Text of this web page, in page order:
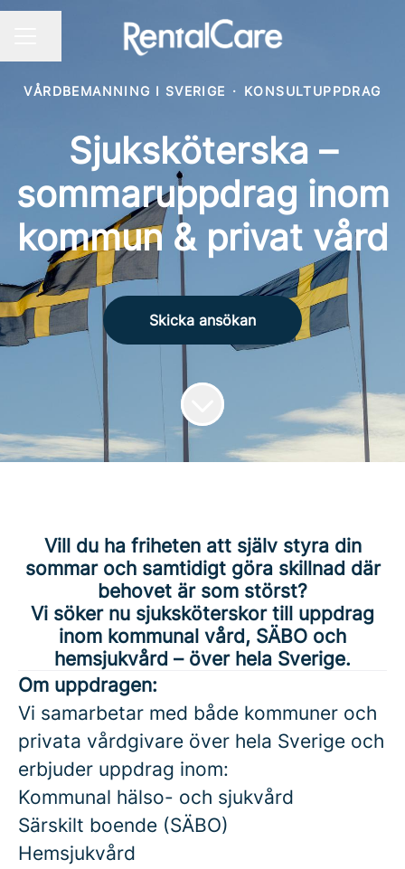
VÅRDBEMANNING I SVERIGE · KONSULTUPPDRAG
Sjuksköterska –
sommaruppdrag inom
kommun & privat vård
Skicka ansökan
Vill du ha friheten att själv styra din
sommar och samtidigt göra skillnad där
behovet är som störst?
Vi söker nu sjuksköterskor till uppdrag
inom kommunal vård, SÄBO och
hemsjukvård – över hela Sverige.
Om uppdragen:
Vi samarbetar med både kommuner och
privata vårdgivare över hela Sverige och
erbjuder uppdrag inom:
Kommunal hälso- och sjukvård
Särskilt boende (SÄBO)
Hemsjukvård